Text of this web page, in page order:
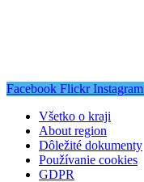
Facebook Flickr Instagram
Všetko o kraji
About region
Dôležité dokumenty
Používanie cookies
GDPR